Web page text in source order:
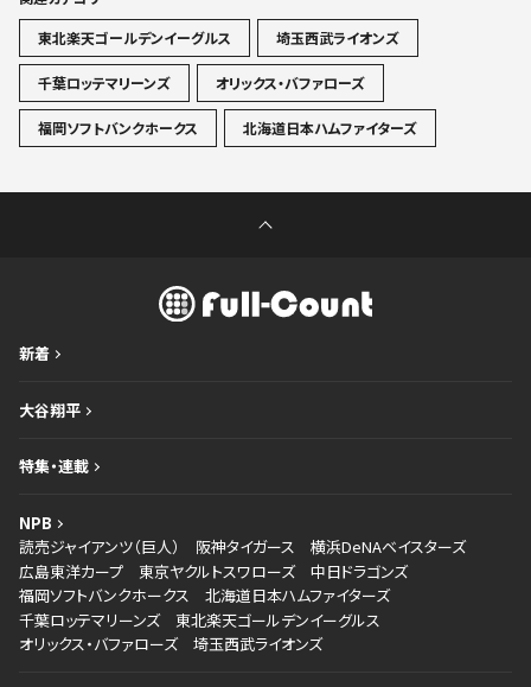
東北楽天ゴールデンイーグルス
埼玉西武ライオンズ
千葉ロッテマリーンズ オリックス・バファローズ
福岡ソフトバンクホークス 北海道日本ハムファイターズ
新着
大谷翔平
特集・連載
NPB
読売ジャイアンツ（巨人）
阪神タイガース
横浜DeNAベイスターズ
広島東洋カープ
東京ヤクルトスワローズ
中日ドラゴンズ
福岡ソフトバンクホークス
北海道日本ハムファイターズ
千葉ロッテマリーンズ
東北楽天ゴールデンイーグルス
オリックス・バファローズ
埼玉西武ライオンズ